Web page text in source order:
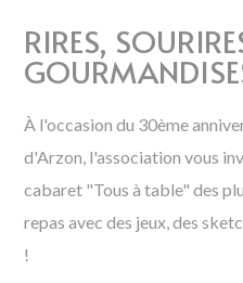
RIRES,
À l'occasion du 30ème
d'Arzon, l'association vous
cabaret "Tous à table" des
repas avec des jeux, des
!